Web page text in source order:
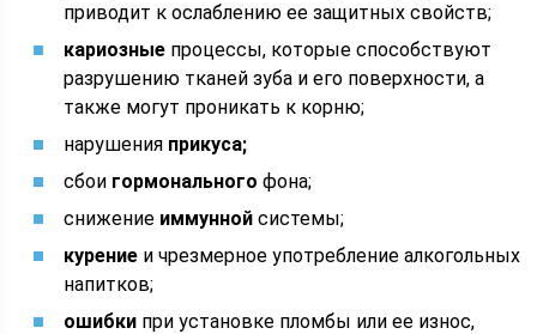
приводит к ослаблению ее защитных свойств;
кариозные процессы, которые способствуют
разрушению тканей зуба и его поверхности, а
также могут проникать к корню;
нарушения прикуса;
сбои гормонального фона;
снижение иммунной системы;
курение и чрезмерное употребление алкогольных
напитков;
ошибки при установке пломбы или ее износ,